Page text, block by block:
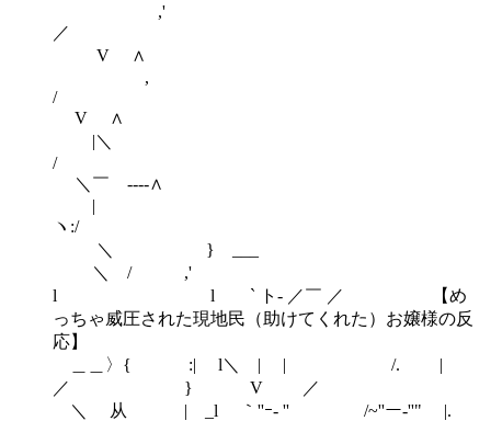
,'
／
V ∧
,
V ∧
|＼
＼￣ ----∧
|
ヽ
＼ } ___
＼ / ,'
l l ` ト- ／￣ ／ 【め
っちゃ威圧された現地民（助けてくれた）お嬢様の反
応】
＿＿〉{ :| l＼ | | /. |
／ } V ／
＼ 从 | _l ｀''ｰ- '' /~''ー‐''" |.